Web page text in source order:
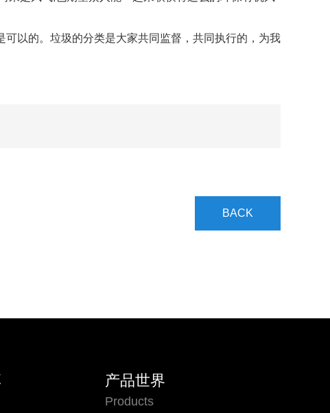
以的。垃圾的分类是大家共同监督，共同执行的，为我
BACK
产品世界
Products